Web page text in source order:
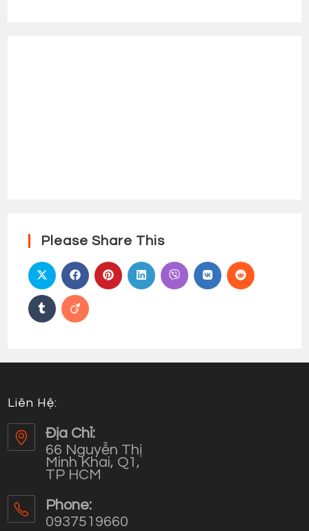
Please Share This
Liên Hệ:
Địa Chỉ:
66 Nguyễn Thị
Minh Khai, Q1,
TP HCM
Phone:
0937519660